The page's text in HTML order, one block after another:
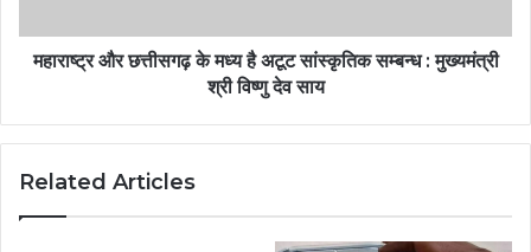
महाराष्ट्र और छत्तीसगढ़ के मध्य है अटूट सांस्कृतिक सम्बन्ध : मुख्यमंत्री
श्री विष्णु देव साय
Related Articles